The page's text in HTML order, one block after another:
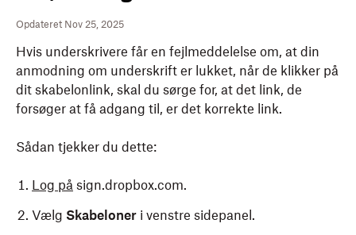
Opdateret Nov 25, 2025
Hvis underskrivere får en fejlmeddelelse om, at din
anmodning om underskrift er lukket, når de klikker på
dit skabelonlink, skal du sørge for, at det link, de
forsøger at få adgang til, er det korrekte link.
Sådan tjekker du dette:
Log på sign.dropbox.com.
Vælg Skabeloner i venstre sidepanel.